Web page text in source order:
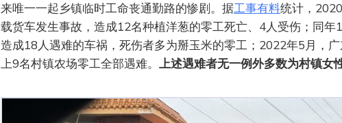
来唯一一起乡镇临时工命丧通勤路的惨剧。据工事有料统计，
载货车发生事故，造成12名种植洋葱的零工死亡、4人受伤；同年
造成18人遇难的车祸，死伤者多为掰玉米的零工；2022年5月，
上9名村镇农场零工全部遇难。 上述遇难者无一例外多数为村镇女